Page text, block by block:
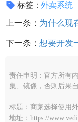
标签：外卖系统
上一条： 为什么现
下一条： 想要开发
责任申明：官方所有
集、镜像，否则后果自
标题：商家选择使用
地址：https://